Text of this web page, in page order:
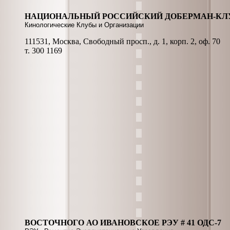
НАЦИОНАЛЬНЫЙ РОССИЙСКИЙ ДОБЕРМАН-
Кинологические Клубы и Организации
111531, Москва, Свободный просп., д. 1, корп. 2, оф. 70
т. 300 1169
ВОСТОЧНОГО АО ИВАНОВСКОЕ РЭУ # 41 ОДС-7